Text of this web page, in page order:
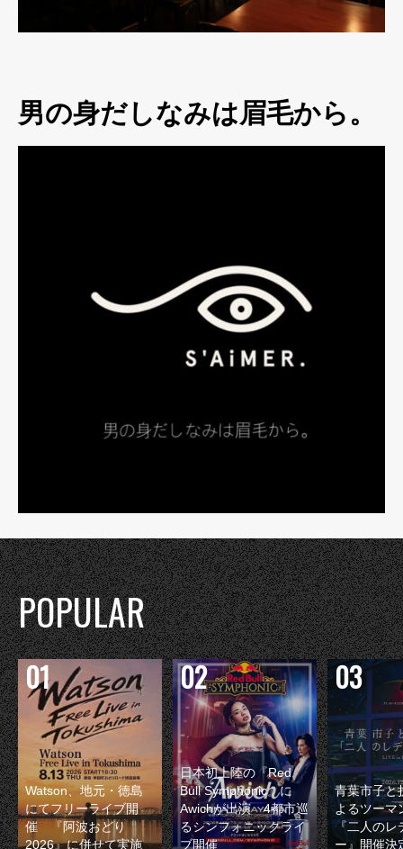
男の身だしなみは眉毛から。
POPULAR
Watson、地元・徳島
にてフリーライブ開
催 『阿波おどり
2026』に併せて実施
日本初上陸の『Red
Bull Symphonic』に
Awichが出演 4都市巡
るシンフォニックライ
ブ開催
青葉市子と
よるツーマ
『二人のレ
ー』開催決